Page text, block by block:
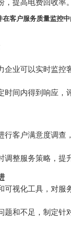
客户服务质量监控
企业可以实时监控
时间内得到响应，
行客户满意度调查
整服务策略，提
可视化工具，对服
题和不足，制定针